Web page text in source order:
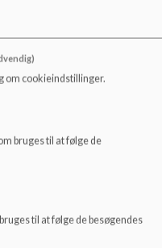
om cookieindstillinger.
bruges til at følge de
til at følge de besøgendes